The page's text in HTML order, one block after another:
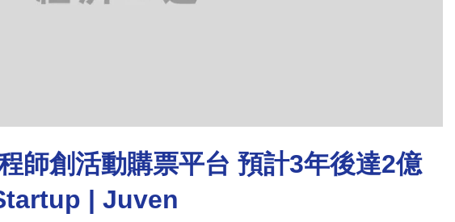
師創活動購票平台 預計3年後達2億
| Juven